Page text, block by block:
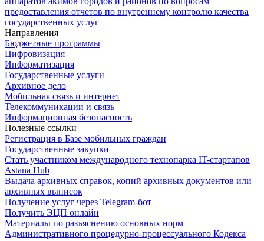
предоставления отчетов по внутреннему контролю качества
государственных услуг
Направления
Бюджетные программы
Цифровизация
Информатизация
Государственные услуги
Архивное дело
Мобильная связь и интернет
Телекоммуникации и связь
Информационная безопасность
Полезные ссылки
Регистрация в Базе мобильных граждан
Государственные закупки
Стать участником международного технопарка IT-стартапов
Astana Hub
Выдача архивных справок, копий архивных документов или
архивных выписок
Получение услуг через Telegram-бот
Получить ЭЦП онлайн
Материалы по разъяснению основных норм
Административного процедурно-процессуального Кодекса